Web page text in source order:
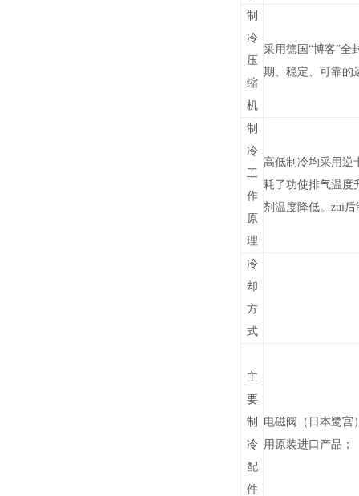
制
冷
压
缩
机
采用德国 “博客”全
期、稳定、可靠的
制
冷
工
作
原
理
高低制冷均采用逆
耗了功使排气温度
剂温度降低。zui
冷
却
方
式
主
要
制
冷
配
件
电磁阀（ 日本鹭宫
用 原装进口产品；